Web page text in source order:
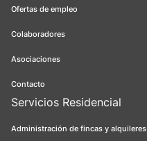
Ofertas de empleo
Colaboradores
Asociaciones
Contacto
Servicios Residencial
Administración de fincas y alquileres